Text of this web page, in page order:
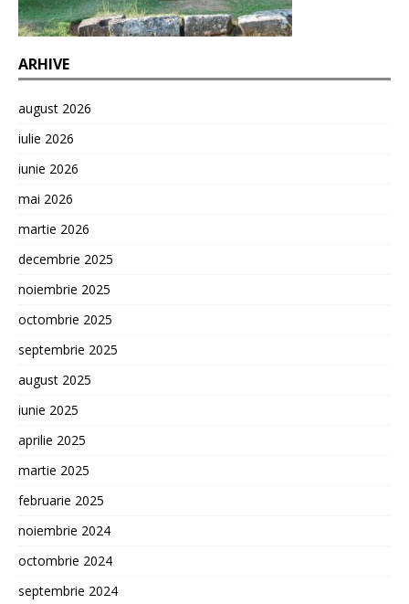
ARHIVE
august 2026
iulie 2026
iunie 2026
mai 2026
martie 2026
decembrie 2025
noiembrie 2025
octombrie 2025
septembrie 2025
august 2025
iunie 2025
aprilie 2025
martie 2025
februarie 2025
noiembrie 2024
octombrie 2024
septembrie 2024